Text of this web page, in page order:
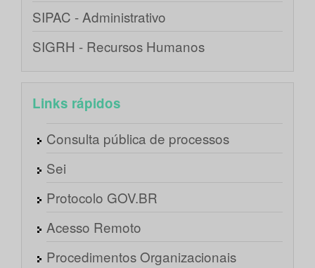
SIPAC - Administrativo
SIGRH - Recursos Humanos
Links rápidos
Consulta pública de processos
Sei
Protocolo GOV.BR
Acesso Remoto
Procedimentos Organizacionais